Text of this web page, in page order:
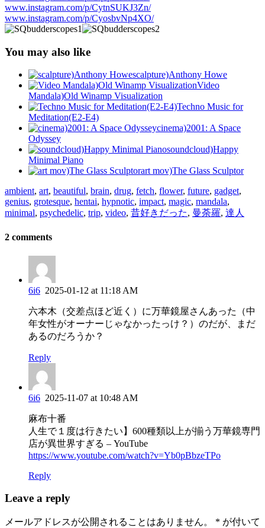
www.instagram.com/p/CytnSUKJ3Zn/
www.instagram.com/p/CyosbvNp4XO/
You may also like
scalpture)Anthony Howe
Video
Mandala)Old Winamp Visualization
Techno Music for
Meditation(E2-E4)
cinema)2001: A Space
Odyssey
soundcloud)Happy
Minimal Piano
art mov)The Glass Sculptor
ambient, art, beautiful, brain, drug, fetch, flower, future, gadget,
genius, grotesque, hentai, hypnotic, impact, magic, mandala,
minimal, psychedelic, trip, video, 昔好きだった, 曼荼羅, 達人
2 comments
6i6 2025-01-12 at 11:18 AM
六本木（交差点ほど近く）に万華鏡屋さんあった（中
年女性がオーナーじゃなかったっけ？）のだが、まだ
あるのだろうか？
Reply
6i6 2025-11-07 at 10:48 AM
麻布十番
人生で１度は行きたい】600種類以上が揃う万華鏡専門
店が異世界すぎる – YouTube
https://www.youtube.com/watch?v=Yb0pBbzeTPo
Reply
Leave a reply
メールアドレスが公開されることはありません。 * が付いて